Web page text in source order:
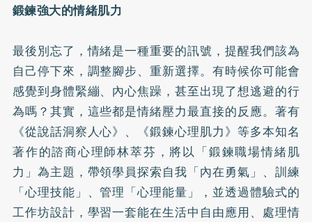
鍛鍊強大的情緒肌力
最後別忘了，情緒是一種重要的訊號，提醒我們該為
自己停下來，調整腳步、重新選擇。有時候你可能會
感覺到身體緊繃、內心焦躁，甚至出現了想逃避的行
為嗎？其實，這些都是情緒壓力最直接的反應。著有
《從說話洞察人心》 、 《鍛鍊心理肌力》 等多本知名
著作的諮商心理師林萃芬，將以「鍛鍊職場情緒肌
力」為主題，帶領學員探索自我「內在勇氣」、訓練
「心理技能」、管理「心理能量」，並透過體驗式的
工作坊設計，學習一套能在生活中自由應用、處理情